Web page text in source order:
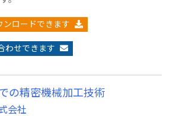
ンロードできます
わせできます
の精密機械加工技術
会社